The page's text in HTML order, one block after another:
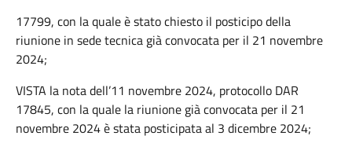
17799, con la quale è stato chiesto il posticipo della
riunione in sede tecnica già convocata per il 21 novembre
2024;
VISTA la nota dell’11 novembre 2024, protocollo DAR
17845, con la quale la riunione già convocata per il 21
novembre 2024 è stata posticipata al 3 dicembre 2024;